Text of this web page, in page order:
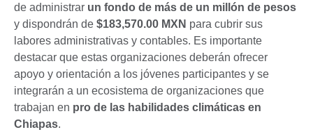
de administrar un fondo de más de un millón de pesos
y dispondrán de $183,570.00 MXN para cubrir sus
labores administrativas y contables. Es importante
destacar que estas organizaciones deberán ofrecer
apoyo y orientación a los jóvenes participantes y se
integrarán a un ecosistema de organizaciones que
trabajan en pro de las habilidades climáticas en
Chiapas.